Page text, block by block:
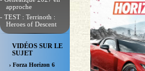
approche
- TEST : Terrinoth :
Heroes of Descent
VIDÉOS SUR LE
SUJET
› Forza Horizon 6